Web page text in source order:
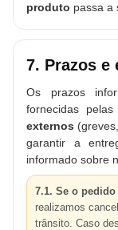
produto passa a
7. Prazos e
Os prazos
fornecidas
externos
garantir a
informado sobre
7.1. Se o
realizamos
trânsito. Caso